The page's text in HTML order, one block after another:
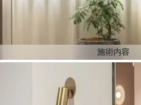
施術内容